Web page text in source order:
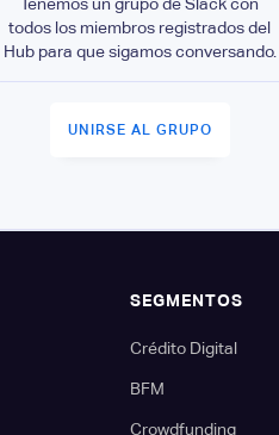
todos los miembros registrados del
Hub para que sigamos conversando.
UNIRSE AL GRUPO
SEGMENTOS
Crédito Digital
BFM
Crowdfunding